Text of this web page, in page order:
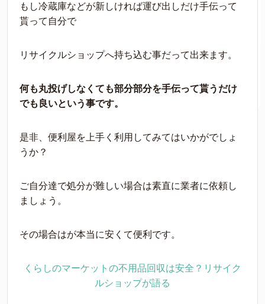
もし冷蔵庫などが新しければ運び出しだけ手伝って
貰って自分で
リサイクルショップへ持ち込む事だって出来ます。
何も丸投げしなくても部分部分を手伝って貰うだけ
でも良いという事です。
是非、便利屋を上手く利用してみてはいかがでしょ
うか？
ご自分達で処分が難しい場合は素直に業者に依頼し
ましょう。
その場合はが本当に安くて便利です。
くらしのマーケットの不用品回収は安全？リサイク
ルショップが語る